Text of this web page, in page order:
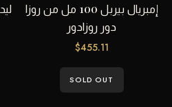
إمبريال بيربل 100 مل من روزا
دور روزادور
$455.11
SOLD OUT